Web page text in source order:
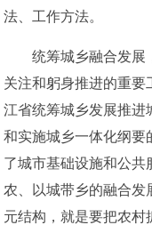
法、工作方法。
统筹城乡融合发展
关注和躬身推进的重
江省统筹城乡发展推进
和实施城乡一体化纲要
了城市基础设施和公共
农、以城带乡的融合发
元结构，就是要把农